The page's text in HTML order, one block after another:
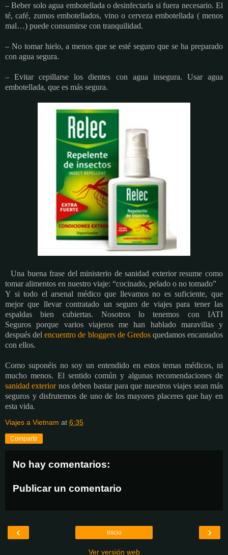
– Beber solo agua embotellada o desinfectarla si fuera necesario. El
té, café, zumos embotellados, vino o cerveza embotellada ( menos
mal…) puede consumirse con tranquilidad.
– No tomar hielo, a menos que se esté seguro que se ha preparado
con agua segura.
– Evitar cepillarse los dientes con agua insegura. Usar agua
embotellada, que es más segura.
Una buena frase del ministerio de sanidad exterior resume como
tomar alimentos en nuestro viaje: “cocinado, pelado o no tomado”
Y si todo el arsenal médico que llevamos no es suficiente, que
mejor que llevar contratado un seguro de viajes para tener las
espaldas bien cubiertas. Nosotros lo tenemos con IATI
Seguros porque varios viajeros me han hablado maravillas y
después delencuentro de bloggers de Gredosquedamos encantados
con ellos.
Como suponéis no soy un entendido en estos temas médicos, ni
mucho menos. El sentido común y algunas recomendaciones de
sanidad exterior nos deben bastar para que nuestros viajes sean más
seguros y disfrutemos de uno de los mayores placeres que hay en
esta vida.
Viajes a Vietnam at 6:35
Compartir
No hay comentarios:
Publicar un comentario
‹ ›
Inicio
Ver versión web